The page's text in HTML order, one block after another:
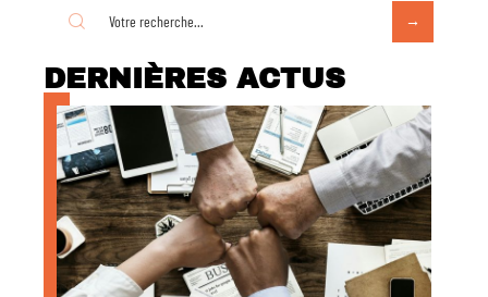
DERNIÈRES ACTUS